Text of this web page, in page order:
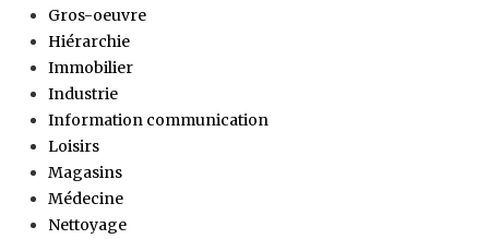
Gros-oeuvre
Hiérarchie
Immobilier
Industrie
Information communication
Loisirs
Magasins
Médecine
Nettoyage